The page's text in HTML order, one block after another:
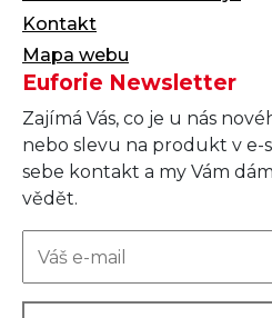
Kontakt
Mapa webu
Euforie Newsletter
Zajímá Vás, co je u nás
nebo slevu na produkt v e-
sebe kontakt a my Vám
vědět.